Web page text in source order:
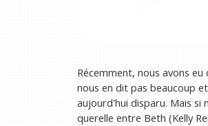
Récemment, nous avons
nous en dit pas beaucoup
aujourd'hui disparu. Mais si
querelle entre Beth (Kelly